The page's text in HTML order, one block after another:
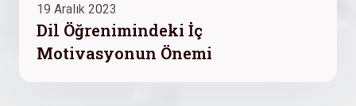
19 Aralık 2023
Dil Öğrenimindeki İç
Motivasyonun Önemi